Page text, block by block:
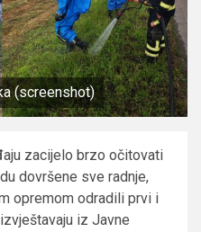
(screenshot)
zacijelo brzo očitovati
dovršene sve radnje,
opremom odradili prvi i
iz Javne